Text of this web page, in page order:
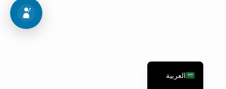
اجراءات القبولالعربية